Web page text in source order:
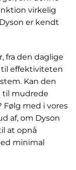
virkelig
er kendt
fra den daglige
effektiviteten
Kan den
til mudrede
med i vores
af, om Dyson
at opnå
minimal